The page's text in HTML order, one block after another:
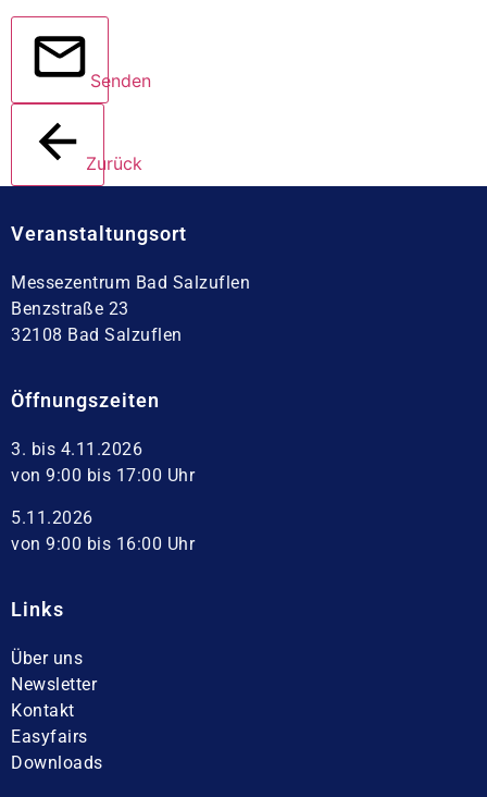
Senden
Zurück
Veranstaltungsort
Messezentrum Bad Salzuflen
Benzstraße 23
32108 Bad Salzuflen
Öffnungszeiten
3. bis 4.11.2026
von 9:00 bis 17:00 Uhr
5.11.2026
von 9:00 bis 16:00 Uhr
Links
Über uns
Newsletter
Kontakt
Easyfairs
Downloads